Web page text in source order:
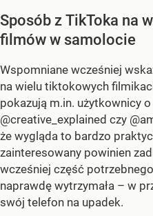
Sposób z TikToka na
filmów w samolocie
Wspomniane wcześniej
na wielu tiktokowych
pokazują m.in. użytkownicy
@creative_explained czy
że wygląda to bardzo
zainteresowany powinien
wcześniej część
naprawdę wytrzymała – w
swój telefon na upadek.